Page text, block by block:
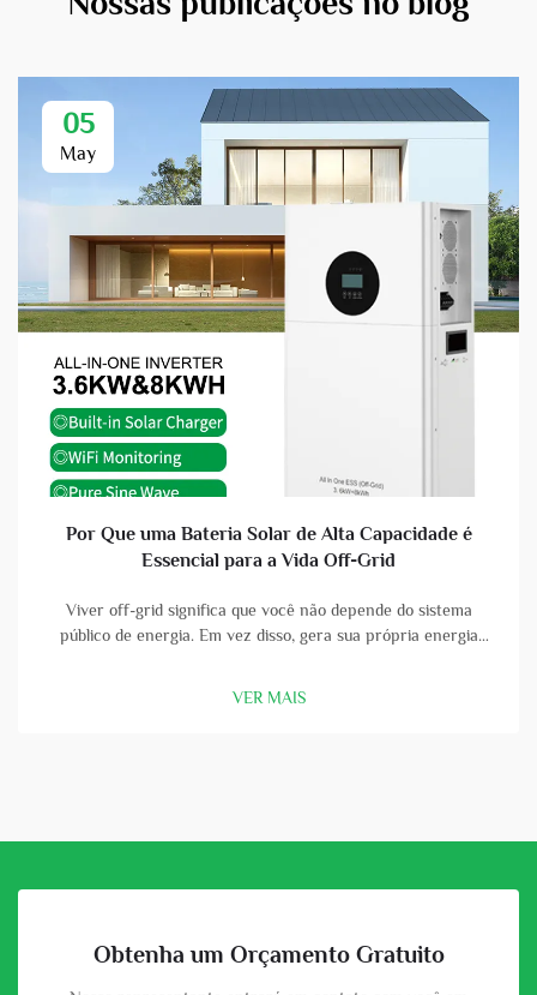
05
May
Por Que uma Bateria Solar de Alta Capacidade é
Essencial para a Vida Off-Grid
Viver off-grid significa que você não depende do sistema
público de energia. Em vez disso, gera sua própria energia
boa bateria, você pode armazenar a energia que os painéis
VER MAIS
Obtenha um Orçamento Gratuito